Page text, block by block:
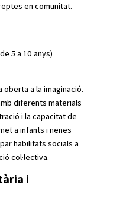
en comunitat.
5 a 10 anys)
a la imaginació.
diferents materials
i la capacitat de
a infants i nenes
habilitats socials a
col·lectiva.
i